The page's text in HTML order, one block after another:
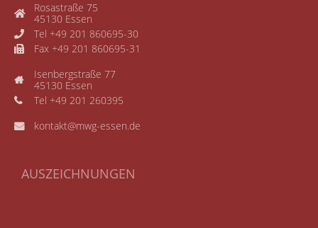
Rosastraße 75
45130 Essen
Tel +49 201 860695-30
Fax +49 201 860695-31
Isenbergstraße 77
45130 Essen
Tel +49 201 260395
kontakt@mwg-essen.de
AUSZEICHNUNGEN